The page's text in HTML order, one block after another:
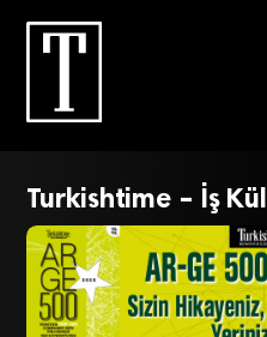
Turkishtime – İş